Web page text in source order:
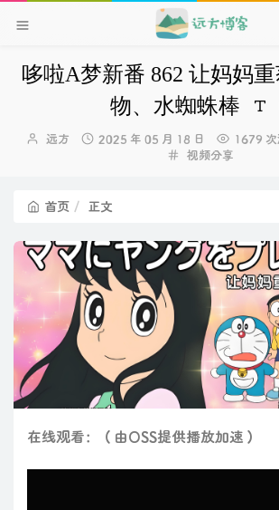
哆啦A梦新番 862 让妈妈
物、水蜘蛛棒
博
远方
发
2025 年 05 月 18 日 1679
分
视频分享
首页 正文
在线观看：（由OSS提供播放加速）